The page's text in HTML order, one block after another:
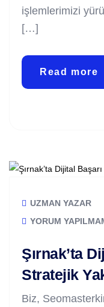
işlemlerimizi
[…]
Read more
UZMAN YAZAR
YORUM
Şırnak’ta
Stratejik
Biz,